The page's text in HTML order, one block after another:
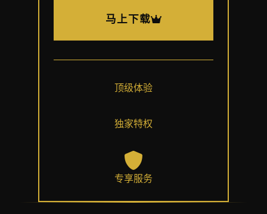
马上下载
顶级体验
独家特权
专享服务